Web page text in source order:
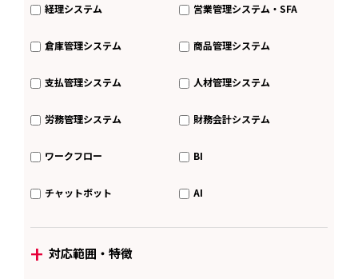
経理システム 営業管理システム・SFA
倉庫管理システム 商品管理システム
支払管理システム 人材管理システム
労務管理システム 財務会計システム
ワークフロー BI
チャットボット AI
+ 対応範囲・特徴